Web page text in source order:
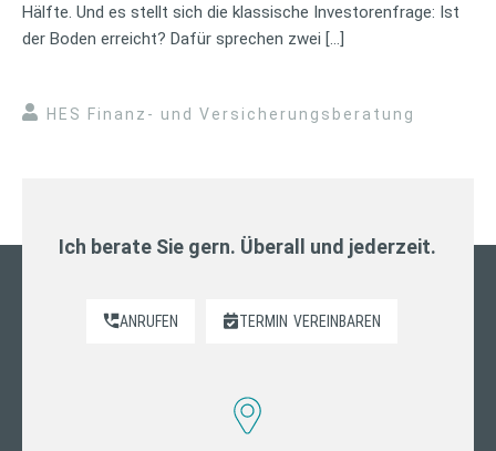
Hälfte. Und es stellt sich die klassische Investorenfrage: Ist
der Boden erreicht? Dafür sprechen zwei […]
HES Finanz- und Versicherungsberatung
Ich berate Sie gern. Überall und jederzeit.
ANRUFEN TERMIN VEREINBAREN